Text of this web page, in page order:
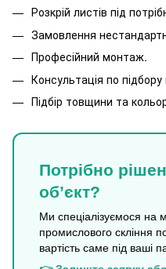
Розкрій листів під
Замовлення
Професійний монтаж.
Консультація по підбору
Підбір товщини та
Потрібно
об’єкт?
Ми спеціалізуємося на
промислового скління
вартість саме під ваші